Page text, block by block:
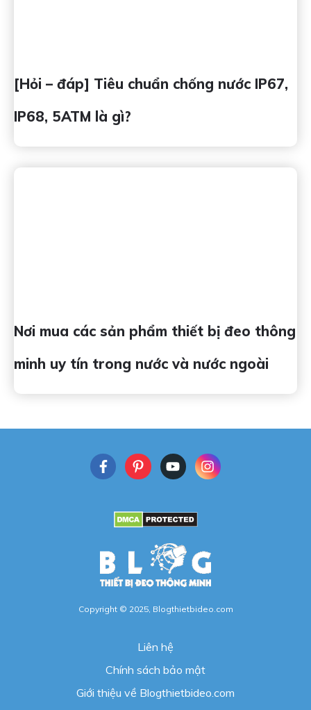
[Hỏi – đáp] Tiêu chuẩn chống nước IP67,
IP68, 5ATM là gì?
Nơi mua các sản phẩm thiết bị đeo thông
minh uy tín trong nước và nước ngoài
Liên hệ
Chính sách bảo mật
Giới thiệu về Blogthietbideo.com
Copyright © 2025, Blogthietbideo.com